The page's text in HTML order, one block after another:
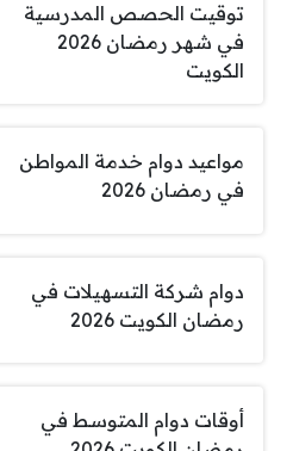
توقيت الحصص المدرسية
في شهر رمضان 2026
الكويت
مواعيد دوام خدمة المواطن
في رمضان 2026
دوام شركة التسهيلات في
رمضان الكويت 2026
أوقات دوام المتوسط في